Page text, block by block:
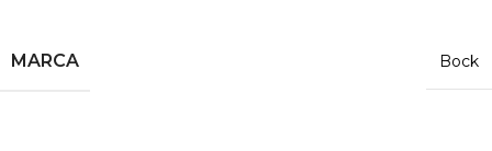
MARCA Bock